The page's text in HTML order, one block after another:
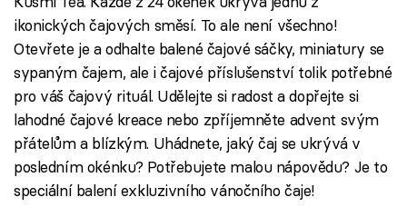
ikonických čajových směsí. To ale není všechno!
Otevřete je a odhalte balené čajové sáčky, miniatury se
sypaným čajem, ale i čajové příslušenství tolik potřebné
pro váš čajový rituál. Udělejte si radost a dopřejte si
lahodné čajové kreace nebo zpříjemněte advent svým
přátelům a blízkým. Uhádnete, jaký čaj se ukrývá v
posledním okénku? Potřebujete malou nápovědu? Je to
speciální balení exkluzivního vánočního čaje!